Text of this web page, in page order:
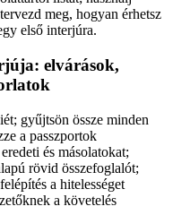
meg, hogyan érhetsz
első interjúra.
elvárások,
gyűjtsön össze minden
a passzportok
és másolatokat;
rövid összefoglalót;
a hitelességet
a követelés